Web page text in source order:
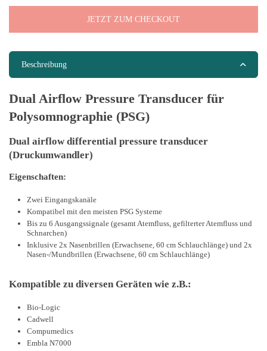
JETZT ZUM CHECKOUT
Beschreibung
Dual Airflow Pressure Transducer für
Polysomnographie (PSG)
Dual airflow differential pressure transducer
(Druckumwandler)
Eigenschaften:
Zwei Eingangskanäle
Kompatibel mit den meisten PSG Systeme
Bis zu 6 Ausgangssignale (gesamt Atemfluss, gefilterter Atemfluss und
Schnarchen)
Inklusive 2x Nasenbrillen (Erwachsene, 60 cm Schlauchlänge) und 2x
Nasen-/Mundbrillen (Erwachsene, 60 cm Schlauchlänge)
Kompatible zu diversen Geräten wie z.B.:
Bio-Logic
Cadwell
Compumedics
Embla N7000